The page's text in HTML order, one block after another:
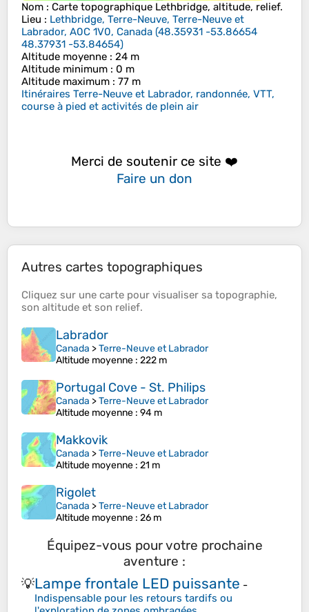
Nom : Carte topographique Lethbridge, altitude, relief.
Lieu : Lethbridge, Terre-Neuve, Terre-Neuve et
Labrador, A0C 1V0, Canada (48.35931 -53.86654
48.37931 -53.84654)
Altitude moyenne : 24 m
Altitude minimum : 0 m
Altitude maximum : 77 m
Itinéraires Terre-Neuve et Labrador, randonnée, VTT,
course à pied et activités de plein air
Merci de soutenir ce site ❤️
Faire un don
Autres cartes topographiques
Cliquez sur une carte pour visualiser sa topographie,
son altitude et son relief.
Labrador
Canada >Terre-Neuve et Labrador
Altitude moyenne : 222 m
Portugal Cove - St. Philips
Canada >Terre-Neuve et Labrador
Altitude moyenne : 94 m
Makkovik
Canada >Terre-Neuve et Labrador
Altitude moyenne : 21 m
Rigolet
Canada >Terre-Neuve et Labrador
Altitude moyenne : 26 m
Équipez-vous pour votre prochaine
aventure :
💡Lampe frontale LED puissante -
Indispensable pour les retours tardifs ou